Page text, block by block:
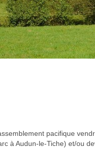
pacifique
à Audun-le-Tiche) et/ou